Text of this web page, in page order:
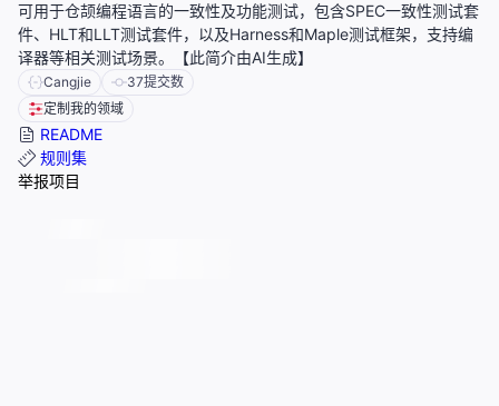
可用于仓颉编程语言的一致性及功能测试，包含SPEC一致性测试套
件、HLT和LLT测试套件，以及Harness和Maple测试框架，支持编
译器等相关测试场景。【此简介由AI生成】
Cangjie 37提交数
定制我的领域
README
规则集
举报项目